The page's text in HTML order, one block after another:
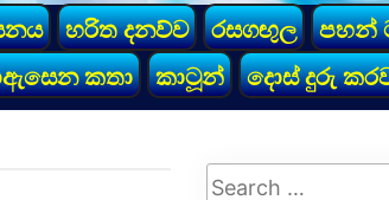
හරිත දනව්ව රසගඟුල පහන්
කතා කාටූන් දොස් දුරු